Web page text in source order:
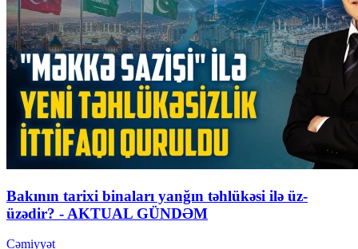
Bakının tarixi binaları yanğın təhlükəsi ilə üz-
üzədir? - AKTUAL GÜNDƏM
Cəmiyyət